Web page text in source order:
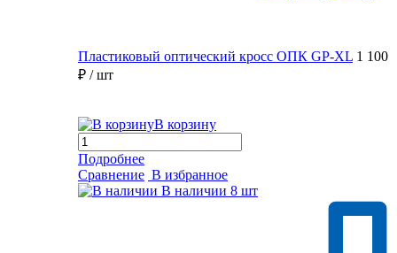
Пластиковый оптический кросс ОПК GP-XL 1 100
₽ / шт
В корзину
Подробнее
Сравнение В избранное
В наличии 8 шт